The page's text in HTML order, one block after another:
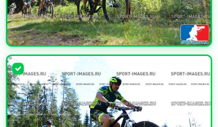
УВЕЛИЧИТЬ